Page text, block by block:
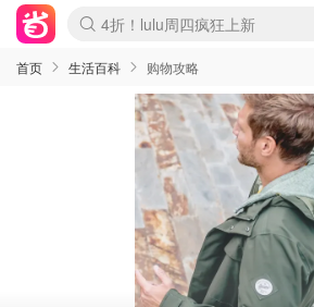
Boticinal 夏促开抢！
4折！lulu周四疯狂上新
还没结束！&OtherStories大促
Joybuy变相75折 随时失效
速领！Stanley独家85折
疑似霸哥！Camper额外叠85折
Zalando 奥莱闪促！每日更新
Moncler反季囤！5折起+叠9折
Coach Brooklyn仅€192
首页 生活百科 购物攻略